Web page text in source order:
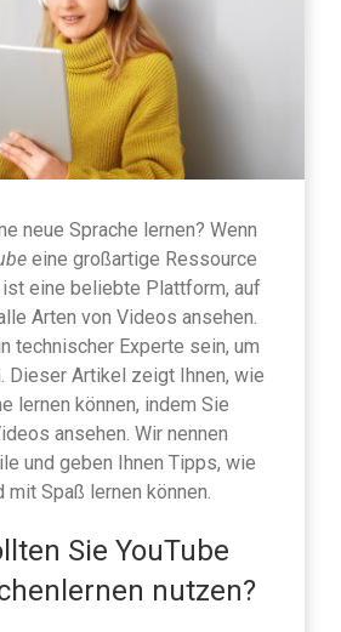
neue Sprache lernen? Wenn
eine großartige Ressource
eine beliebte Plattform, auf
Arten von Videos ansehen.
technischer Experte sein, um
Dieser Artikel zeigt Ihnen, wie
lernen können, indem Sie
ansehen. Wir nennen
und geben Ihnen Tipps, wie
Spaß lernen können.
Sie YouTube
nutzen?